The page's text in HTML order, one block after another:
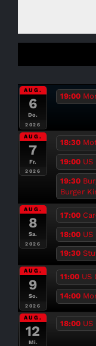
AUG.
6
Do.
2026
19:00
AUG.
7
Fr.
2026
18:30
19:00
19:30
Burger
AUG.
8
Sa.
2026
17:00
18:00
19:30
AUG.
9
So.
2026
11:00 US
14:00
AUG.
12
Mi.
18:00 US